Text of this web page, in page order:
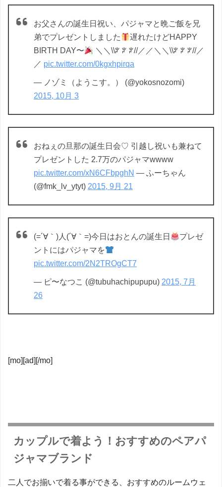
お父さんの誕生日祝い、パジャマと晩ご飯を兄
弟でプレゼントしました
遅れたけどHAPPY
BIRTH DAY〜
＼＼\\ꐕ ꐕ ꐕ//／／＼＼\\ꐕ ꐕ ꐕ//／
／ pic.twitter.com/0kgxhpirqa
— ノゾミ（ようこす。） (@yokosnozomi)
2015, 10月 3
おねぇの旦那の誕生日会♡ 引越し祝いも兼ねて
プレゼントした 2.7万のパジャマwwww
pic.twitter.com/xN6CFbpghN — ふーちゃん
(@fmk_lv_ytyt) 2015, 9月 21
(=´∀｀)人(´∀｀=)今日はおとんの誕生日
プレゼ
ントにはパジャマを
pic.twitter.com/2N2TROgCT7
— ピ〜なつこ (@tubuhachipupupu) 2015, 7月
26
[mo][ad][/mo]
カップルで着よう！おすすめのペアパ
ジャマブランド
二人でお揃いで着る事ができる、おすすめのルームウェ